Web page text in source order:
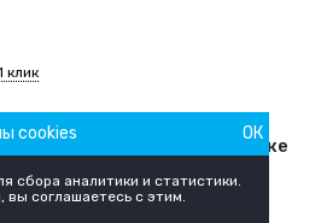
ЧЕРНЫЕ раз.XS в коробочке
клик
cookies ОК
сбора аналитики и статистики.
вы соглашаетесь с этим.